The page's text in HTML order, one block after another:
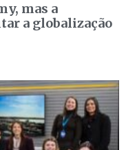
mas a
a globalização